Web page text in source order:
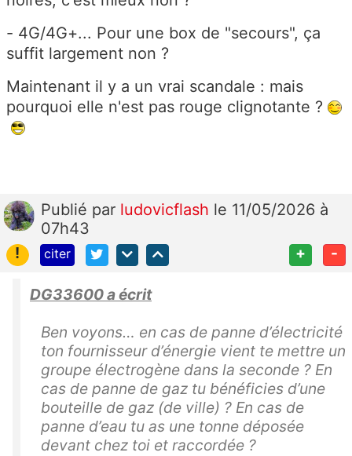
- 4G/4G+... Pour une box de "secours", ça
suffit largement non ?
Maintenant il y a un vrai scandale : mais
pourquoi elle n'est pas rouge clignotante ?
Publié par ludovicflash le 11/05/2026 à
07h43
!
citer + -
DG33600 a écrit
Ben voyons… en cas de panne d’électricité
ton fournisseur d’énergie vient te mettre un
groupe électrogène dans la seconde ? En
cas de panne de gaz tu bénéficies d’une
bouteille de gaz (de ville) ? En cas de
panne d’eau tu as une tonne déposée
devant chez toi et raccordée ?